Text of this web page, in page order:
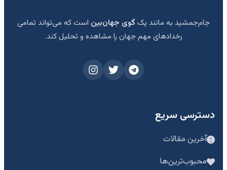
جام‌جمشید به مانند یک گوی جهان‌بین است که می‌تواند تمامی
رخدادهای مهم جهان را مشاهده و تحلیل کند.
دسترسی سریع
آخرین مقالات
محبوب‌ترین‌ها